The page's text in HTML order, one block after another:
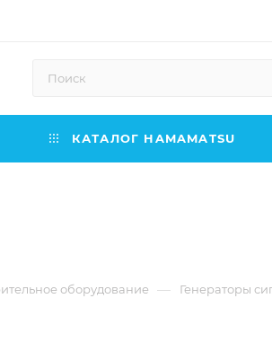
КАТАЛОГ HAMAMATSU
оборудование — Генераторы